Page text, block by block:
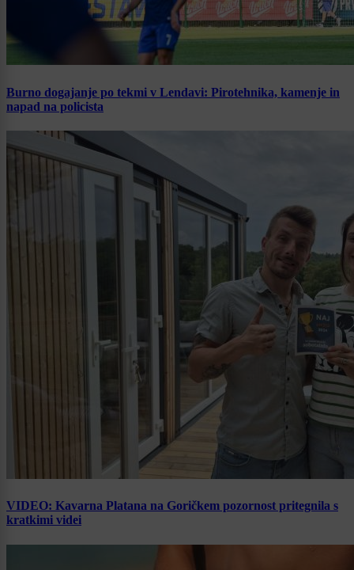
Burno dogajanje po tekmi v Lendavi: Pirotehnika, kamenje in
napad na policista
VIDEO: Kavarna Platana na Goričkem pozornost pritegnila s
kratkimi videi